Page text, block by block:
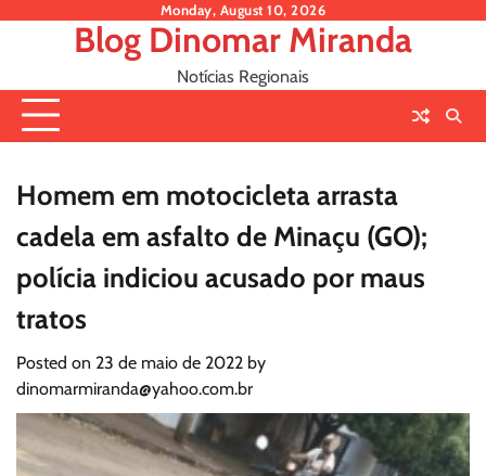
Monday, August 10, 2026
Blog Dinomar Miranda
Notícias Regionais
Homem em motocicleta arrasta
cadela em asfalto de Minaçu (GO);
polícia indiciou acusado por maus
tratos
Posted on 23 de maio de 2022 by
dinomarmiranda@yahoo.com.br